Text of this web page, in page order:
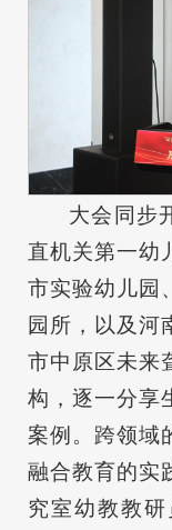
大会同步
直机关第一幼
市实验幼儿园
园所，以及河
市中原区未来
构，逐一分享
案例。跨领域
融合教育的实
究室幼教教